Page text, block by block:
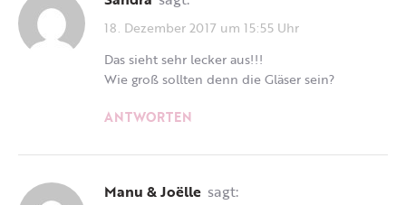
18. Dezember 2017 um 15:55 Uhr
Das sieht sehr lecker aus!!!
Wie groß sollten denn die Gläser sein?
ANTWORTEN
Manu & Joëlle sagt: